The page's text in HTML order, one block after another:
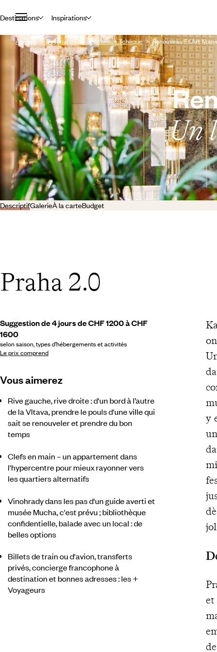
Destinations Inspirations
Accueil Destination République Tchèque Renouveau Et Art
Un
DescriptifGalerieÀ la carteBudget
Praha 2.0
Suggestion de 4 jours de CHF 1200 à CHF
1600
selon saison, types d’hébergements et activités
Le prix comprend
Vous aimerez
Rive gauche, rive droite : d'un bord à l’autre
de la Vltava, prendre le pouls d'une ville qui
sait se renouveler et prendre du bon
temps
Clefs en main – un appartement dans
l'hypercentre pour mieux rayonner vers
les quartiers alternatifs
Vinohrady dans les pas d'un guide averti et
musée Mucha, c'est prévu ; bibliothèque
confidentielle, balade avec un local : de
belles options
Billets de train ou d'avion, transferts
privés, concierge francophone à
destination et bonnes adresses : les +
Voyageurs
y
et